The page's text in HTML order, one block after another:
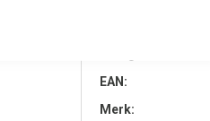
Product
EAN
Merk